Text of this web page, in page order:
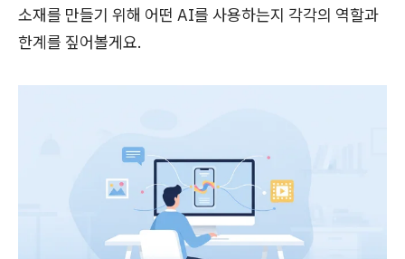
소재를 만들기 위해 어떤 AI를 사용하는지 각각의 역할과
한계를 짚어볼게요.